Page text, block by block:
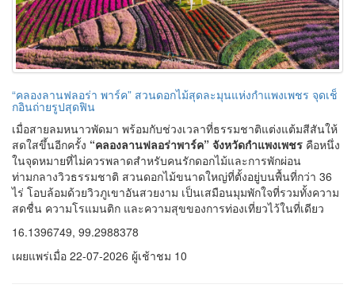
“คลองลานฟลอร่า พาร์ค” สวนดอกไม้สุดละมุนแห่งกำแพงเพชร จุดเช็
กอินถ่ายรูปสุดฟิน
เมื่อสายลมหนาวพัดมา พร้อมกับช่วงเวลาที่ธรรมชาติแต่งแต้มสีสันให้
สดใสขึ้นอีกครั้ง “คลองลานฟลอร่าพาร์ค” จังหวัดกำแพงเพชร คือหนึ่ง
ในจุดหมายที่ไม่ควรพลาดสำหรับคนรักดอกไม้และการพักผ่อน
ท่ามกลางวิวธรรมชาติ สวนดอกไม้ขนาดใหญ่ที่ตั้งอยู่บนพื้นที่กว่า 36
ไร่ โอบล้อมด้วยวิวภูเขาอันสวยงาม เป็นเสมือนมุมพักใจที่รวมทั้งความ
สดชื่น ความโรแมนติก และความสุขของการท่องเที่ยวไว้ในที่เดียว
16.1396749, 99.2988378
เผยแพร่เมื่อ 22-07-2026 ผู้เช้าชม 10